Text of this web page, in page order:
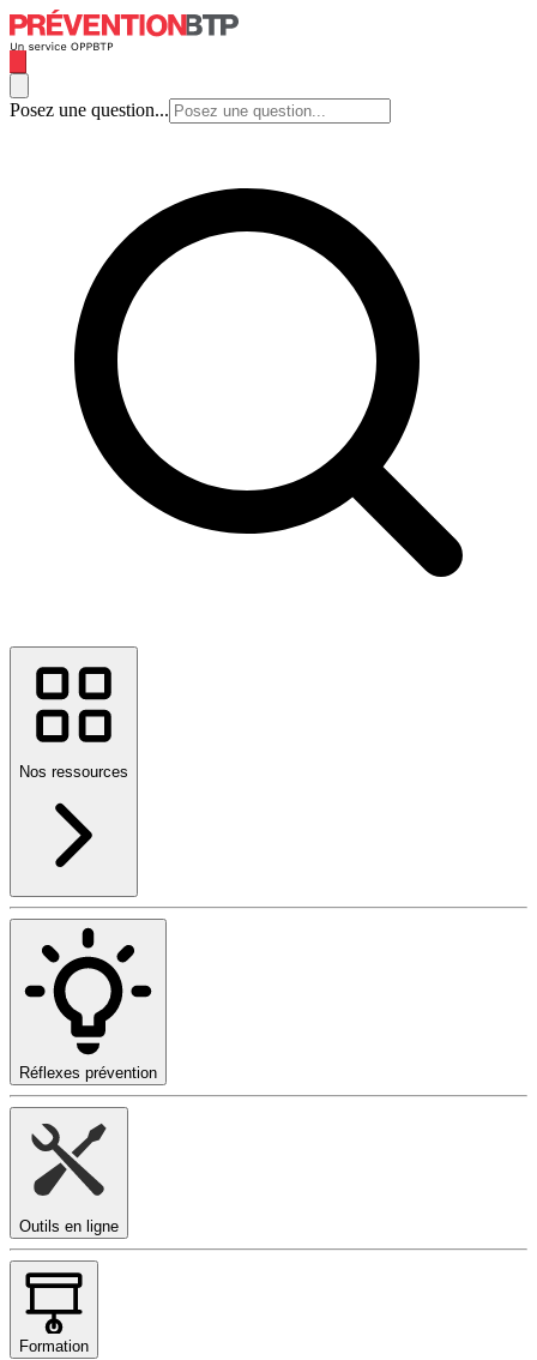
Posez une question...
Nos ressources
Réflexes prévention
Outils en ligne
Formation